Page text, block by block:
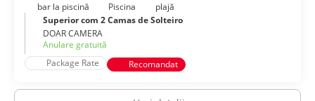
bar la piscină
Piscina
plajă
Superior com 2 Camas de Solteiro
DOAR CAMERA
Anulare gratuită
Package Rate
Recomandat